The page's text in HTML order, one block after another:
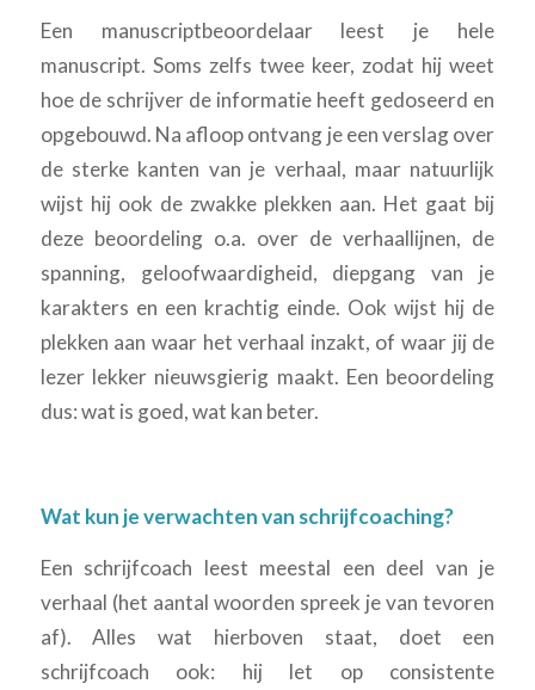
Een manuscriptbeoordelaar leest je hele
manuscript. Soms zelfs twee keer, zodat hij weet
hoe de schrijver de informatie heeft gedoseerd en
opgebouwd. Na afloop ontvang je een verslag over
de sterke kanten van je verhaal, maar natuurlijk
wijst hij ook de zwakke plekken aan. Het gaat bij
deze beoordeling o.a. over de verhaallijnen, de
spanning, geloofwaardigheid, diepgang van je
karakters en een krachtig einde. Ook wijst hij de
plekken aan waar het verhaal inzakt, of waar jij de
lezer lekker nieuwsgierig maakt. Een beoordeling
dus: wat is goed, wat kan beter.
Wat kun je verwachten van schrijfcoaching?
Een schrijfcoach leest meestal een deel van je
verhaal (het aantal woorden spreek je van tevoren
af). Alles wat hierboven staat, doet een
schrijfcoach ook: hij let op consistente